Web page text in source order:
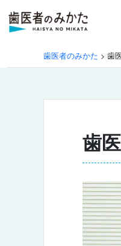
歯医者のみかた > 歯
歯